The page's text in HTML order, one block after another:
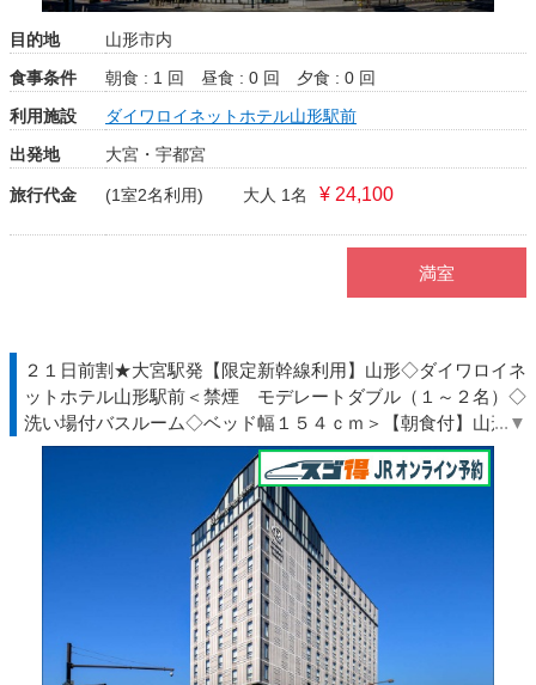
目的地
山形市内
食事条件
朝食 : 1 回 昼食 : 0 回
夕食 : 0 回
利用施設
ダイワロイネットホテル山形駅前
出発地
大宮・宇都宮
旅行代金 (1室2名利用) 大人 1名 ¥ 24,100
満室
２１日前割★大宮駅発【限定新幹線利用】山形◇ダイワロイネ
ットホテル山形駅前＜禁煙 モデレートダブル（１～２名）◇
洗い場付バスルーム◇ベッド幅１５４ｃｍ＞【朝食付】山形駅
東口より徒歩約３分◇ＪＲ駅受取